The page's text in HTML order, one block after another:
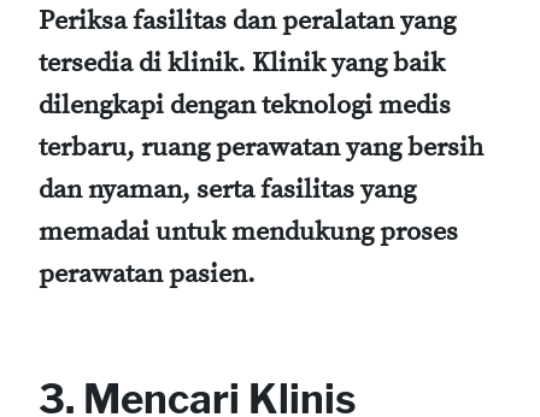
Periksa fasilitas dan peralatan yang
tersedia di klinik. Klinik yang baik
dilengkapi dengan teknologi medis
terbaru, ruang perawatan yang bersih
dan nyaman, serta fasilitas yang
memadai untuk mendukung proses
perawatan pasien.
3. Mencari Klinis